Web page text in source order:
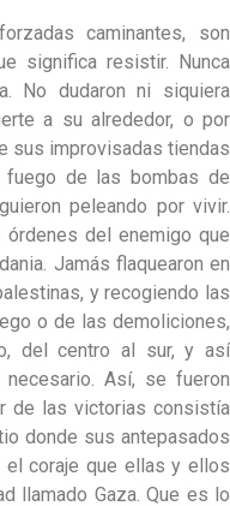
caminantes, son
significa resistir. Nunca
No dudaron ni siquiera
a su alrededor, o por
sus improvisadas tiendas
fuego de las bombas de
peleando por vivir.
del enemigo que
Jamás flaquearon en
y recogiendo las
o de las demoliciones,
del centro al sur, y así
Así, se fueron
de las victorias consistía
donde sus antepasados
coraje que ellas y ellos
llamado Gaza. Que es lo